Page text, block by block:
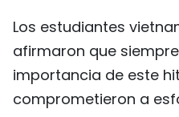
Los estudiantes
afirmaron que
importancia de este
comprometieron a